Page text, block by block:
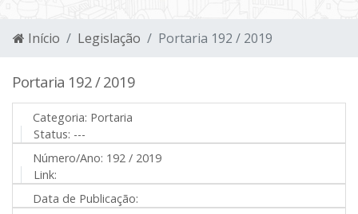
Início Legislação Portaria 192 / 2019
Portaria 192 / 2019
Categoria: Portaria
Status: ---
Número/Ano: 192 / 2019
Link:
Data de Publicação: